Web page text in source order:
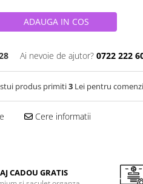
ADAUGA IN COS
Ai nevoie de ajutor? 0722 222
produs primiti3 Lei pentru
Cere informatii
CADOU GRATIS